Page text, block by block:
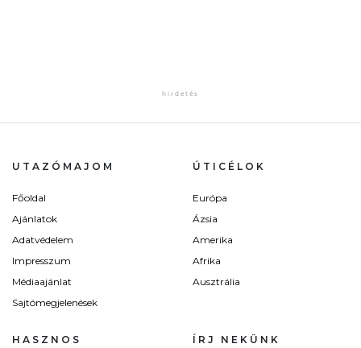
UTAZÓMAJOM
Főoldal
Ajánlatok
Adatvédelem
Impresszum
Médiaajánlat
Sajtómegjelenések
ÚTICÉLOK
Európa
Ázsia
Amerika
Afrika
Ausztrália
HASZNOS ÍRJ NEKÜNK